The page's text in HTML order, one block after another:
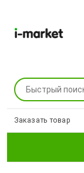
Заказать товар